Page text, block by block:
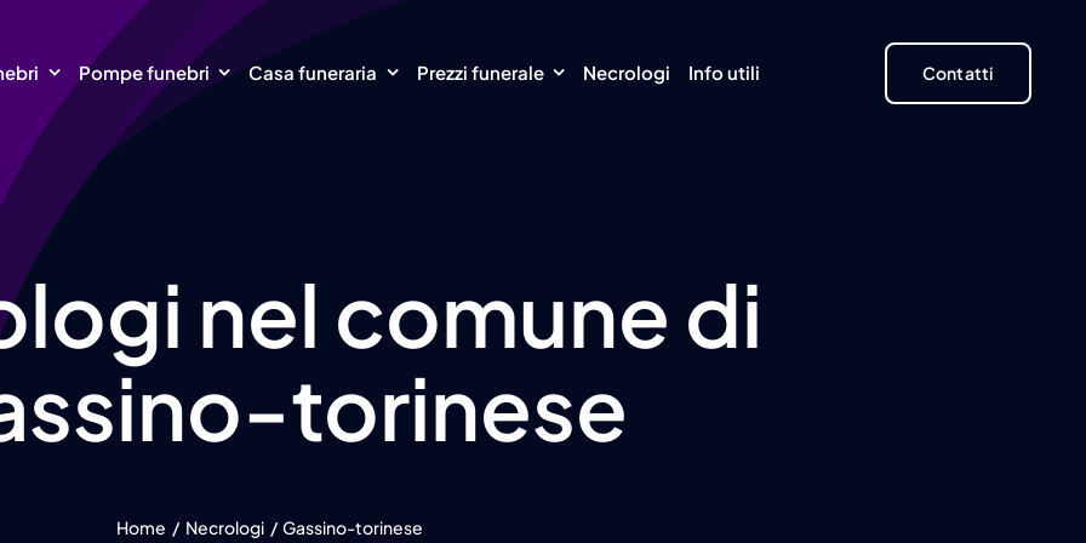
Pompe funebri Casa funeraria Prezzi funerale Necrologi Info utili Contatti
nel comune di
torinese
Home Necrologi Gassino-torinese